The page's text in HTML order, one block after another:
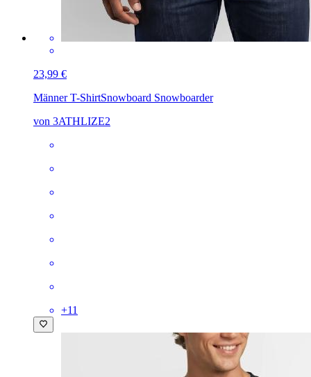
23,99 €
Männer T-ShirtSnowboard Snowboarder
von 3ATHLIZE2
+11